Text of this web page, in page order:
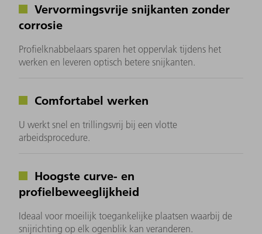
Vervormingsvrije snijkanten zonder
corrosie
Profielknabbelaars sparen het oppervlak tijdens het
werken en leveren optisch betere snijkanten.
Comfortabel werken
U werkt snel en trillingsvrij bij een vlotte
arbeidsprocedure.
Hoogste curve- en
profielbeweeglijkheid
Ideaal voor moeilijk toegankelijke plaatsen waarbij de
snijrichting op elk ogenblik kan veranderen.